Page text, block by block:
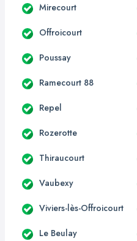
Mirecourt
Offroicourt
Poussay
Ramecourt 88
Repel
Rozerotte
Thiraucourt
Vaubexy
Viviers-lès-Offroicourt
Le Beulay